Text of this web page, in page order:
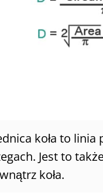
koła to linia
Jest to
koła.